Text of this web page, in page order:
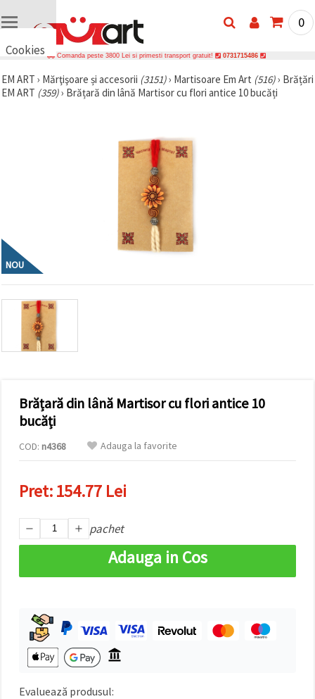
Cookies
vrem să vă
oferim
experiență
aici,
amintindu-
vă de
și re-
Puteți fi de
acord să
clic pe "pe
site!" Sau să
vă indicați
în setări
dat și
toate!
0
Comanda peste 3800 Lei si primesti transport gratuit! 0731715486
EM ART › Mărţişoare și accesorii (3151)› Martisoare Em Art (516)› Brățări
EM ART (359)› Brățară din lână Martisor cu flori antice 10 bucăți
NOU
Brățară din lână Martisor cu flori antice 10
bucăți
COD: n4368 Adauga la favorite
Pret:154.77 Lei
pachet
Adauga in Cos
Evaluează produsul: